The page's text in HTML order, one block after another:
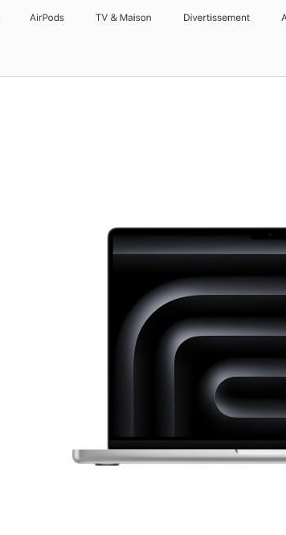
AirPods TV & Maison Divertissements